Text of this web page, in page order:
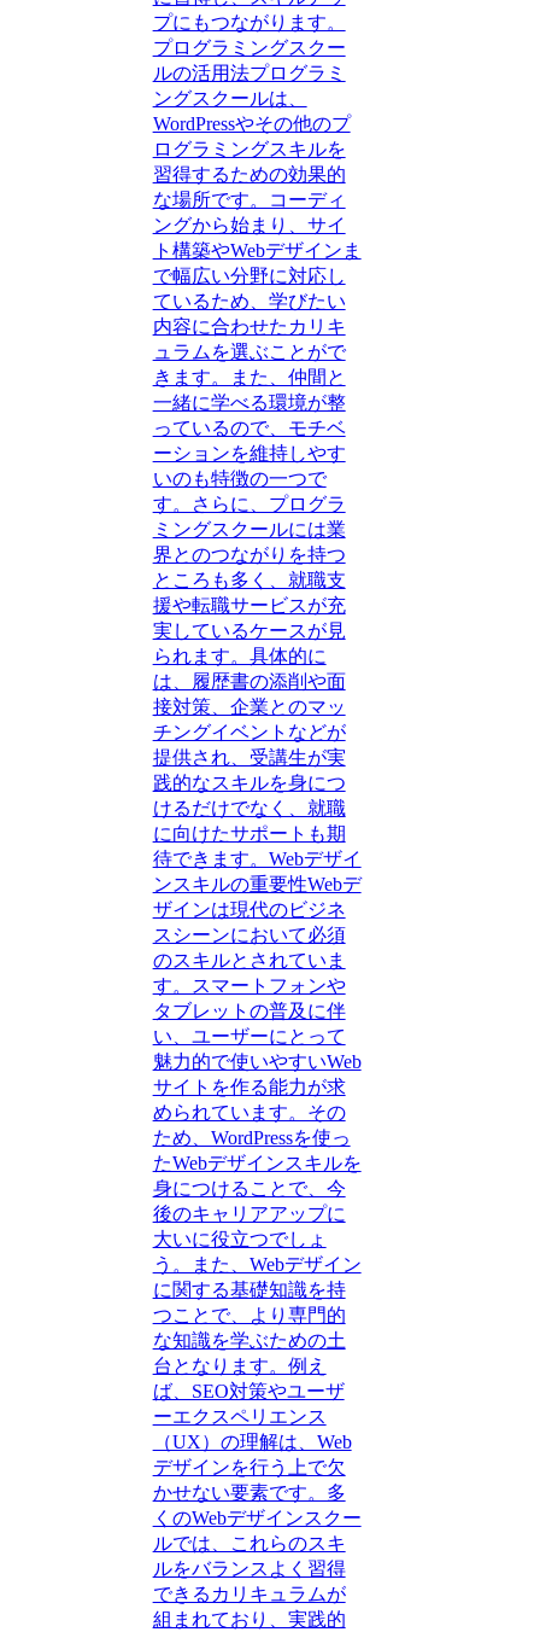
プにもつながります。
プログラミングスクー
ルの活用法プログラミ
ングスクールは、
WordPressやその他のプ
ログラミングスキルを
習得するための効果的
な場所です。コーディ
ングから始まり、サイ
ト構築やWebデザインま
で幅広い分野に対応し
ているため、学びたい
内容に合わせたカリキ
ュラムを選ぶことがで
きます。また、仲間と
一緒に学べる環境が整
っているので、モチベ
ーションを維持しやす
いのも特徴の一つで
す。さらに、プログラ
ミングスクールには業
界とのつながりを持つ
ところも多く、就職支
援や転職サービスが充
実しているケースが見
られます。具体的に
は、履歴書の添削や面
接対策、企業とのマッ
チングイベントなどが
提供され、受講生が実
践的なスキルを身につ
けるだけでなく、就職
に向けたサポートも期
待できます。Webデザイ
ンスキルの重要性Webデ
ザインは現代のビジネ
スシーンにおいて必須
のスキルとされていま
す。スマートフォンや
タブレットの普及に伴
い、ユーザーにとって
魅力的で使いやすいWeb
サイトを作る能力が求
められています。その
ため、WordPressを使っ
たWebデザインスキルを
身につけることで、今
後のキャリアアップに
大いに役立つでしょ
う。また、Webデザイン
に関する基礎知識を持
つことで、より専門的
な知識を学ぶための土
台となります。例え
ば、SEO対策やユーザ
ーエクスペリエンス
（UX）の理解は、Web
デザインを行う上で欠
かせない要素です。多
くのWebデザインスクー
ルでは、これらのスキ
ルをバランスよく習得
できるカリキュラムが
組まれており、実践的